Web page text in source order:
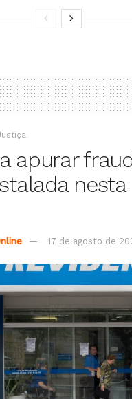
apurar
nesta
17 de agosto de